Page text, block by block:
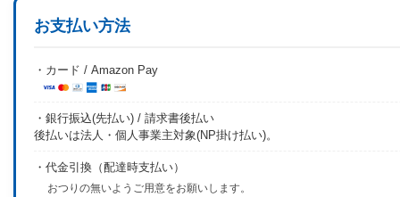
お支払い方法
・カード / Amazon Pay
・銀行振込(先払い) / 請求書後払い
後払いは法人・個人事業主対象(NP掛け払い)。
・代金引換（配達時支払い）
おつりの無いようご用意をお願いします。